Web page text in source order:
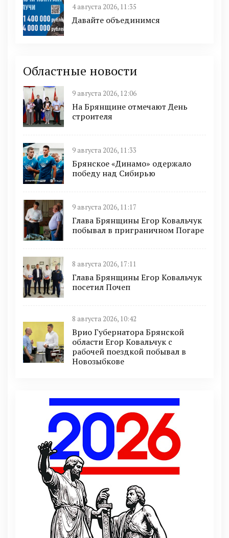
4 августа 2026, 11:35
Давайте объединимся
Областные новости
9 августа 2026, 12:06
На Брянщине отмечают День
строителя
9 августа 2026, 11:33
Брянское «Динамо» одержало
победу над Сибирью
9 августа 2026, 11:17
Глава Брянщины Егор Ковальчук
побывал в приграничном Погаре
8 августа 2026, 17:11
Глава Брянщины Егор Ковальчук
посетил Почеп
8 августа 2026, 10:42
Врио Губернатора Брянской
области Егор Ковальчук с
рабочей поездкой побывал в
Новозыбкове